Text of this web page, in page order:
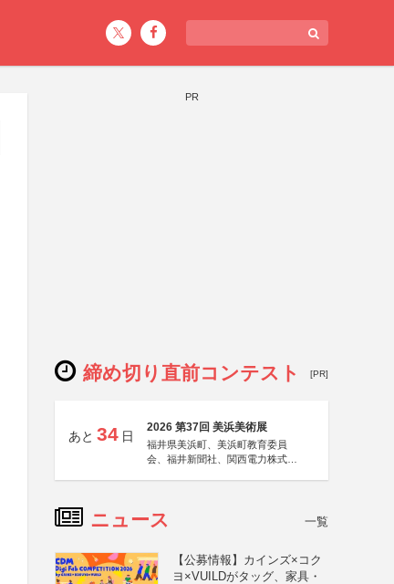
PR
締め切り直前コンテスト [PR]
あと 34 日
2026 第37回 美浜美術展
福井県美浜町、美浜町教育委員
会、福井新聞社、関西電力株式会
ニュース 一覧
【公募情報】カインズ×コク
ヨ×VUILDがタッグ、家具・